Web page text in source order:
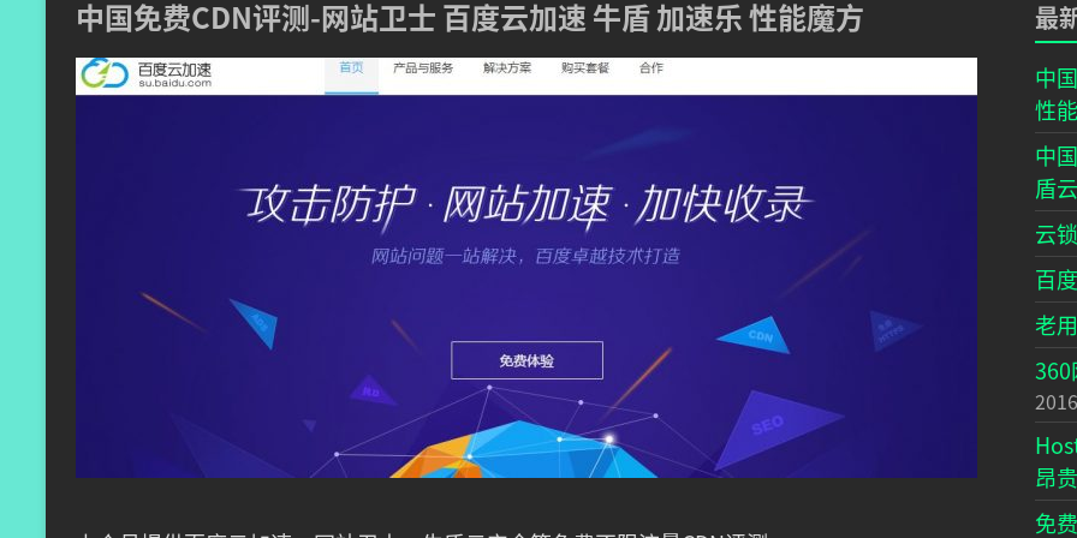
中国免费CDN评测-网站卫士 百度云加速 牛盾 加速乐 性能魔方 最
中
性
中
盾
云
百
老
360
昂
免